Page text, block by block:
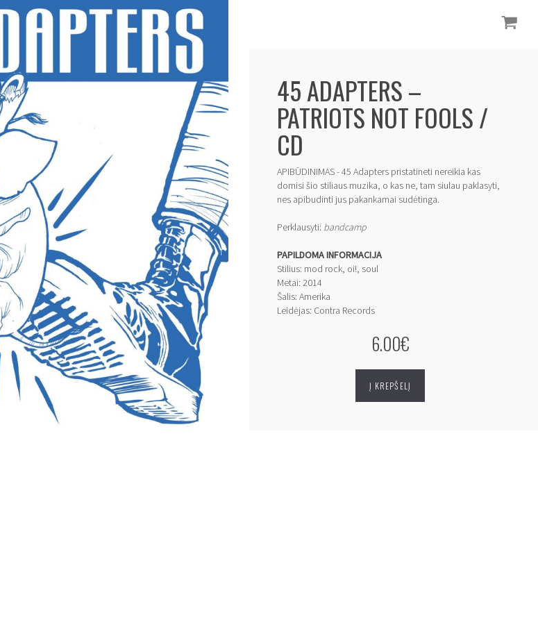
45 ADAPTERS ‎–
PATRIOTS NOT FOOLS /
CD
APIBŪDINIMAS - 45 Adapters pristatineti nereikia kas
domisi šio stiliaus muzika, o kas ne, tam siulau paklasyti,
nes apibudinti jus pakankamai sudėtinga.
Perklausyti: bandcamp
PAPILDOMA INFORMACIJA
Stilius: mod rock, oi!, soul
Metai: 2014
Šalis: Amerika
Leidėjas: Contra Records
6.00€